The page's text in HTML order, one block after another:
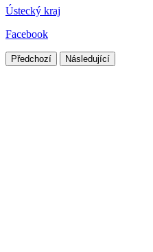
Ústecký kraj
Facebook
Předchozí Následující